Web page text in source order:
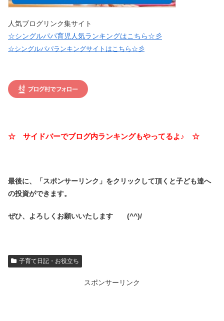
人気ブログリンク集サイト
☆シングルパパ育児人気ランキングはこちら☆彡
☆シングルパパランキングサイトはこちら☆彡
☆ サイドバーでブログ内ランキングもやってるよ♪ ☆
最後に、「スポンサーリンク」をクリックして頂くと子ども達へ
の投資ができます。
ぜひ、よろしくお願いいたします (^^)/
子育て日記・お役立ち
スポンサーリンク